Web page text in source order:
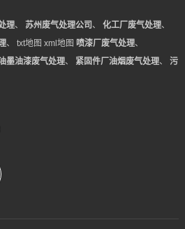
理、 苏州废气处理公司 、 化工厂废气处理、
、 txt地图 xml地图 喷漆厂废气处理、
墨油漆废气处理、 紧固件厂油烟废气处理、 污